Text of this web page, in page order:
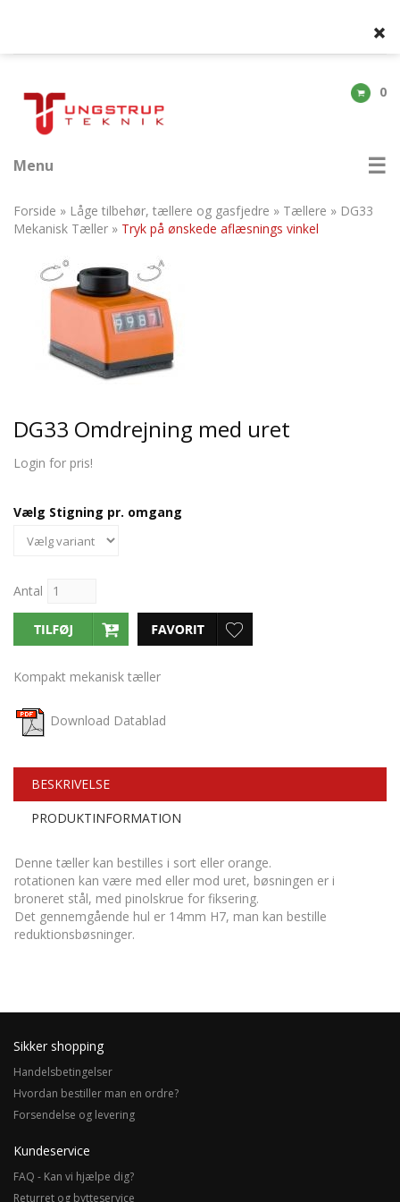
0
Menu
Forside » Låge tilbehør, tællere og gasfjedre » Tællere » DG33
Mekanisk Tæller » Tryk på ønskede aflæsnings vinkel
DG33 Omdrejning med uret
Login for pris!
Vælg Stigning pr. omgang
Antal
Kompakt mekanisk tæller
Download Datablad
BESKRIVELSE
PRODUKTINFORMATION
Denne tæller kan bestilles i sort eller orange.
rotationen kan være med eller mod uret, bøsningen er i
broneret stål, med pinolskrue for fiksering.
Det gennemgående hul er 14mm H7, man kan bestille
reduktionsbøsninger.
Sikker shopping
Handelsbetingelser
Hvordan bestiller man en ordre?
Forsendelse og levering
Kundeservice
FAQ - Kan vi hjælpe dig?
Returret og bytteservice